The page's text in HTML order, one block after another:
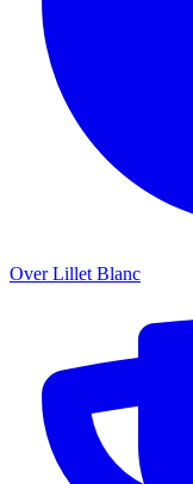
Over Lillet Blanc